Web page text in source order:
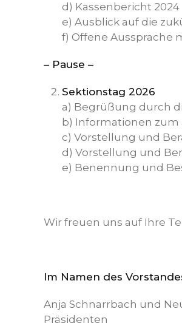
d) Kassenbericht 2024
e) Ausblick auf die
f) Offene Aussprache
– Pause –
Sektionstag 2026
a) Begrüßung durch
b) Informationen zum
c) Vorstellung und
d) Vorstellung und
e) Benennung und
Wir freuen uns auf Ihre
Im Namen des
Anja Schnarrbach und
Präsidenten